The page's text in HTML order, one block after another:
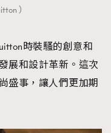
FigaroAesthetic
）
時裝騷的創意和
展和設計革新。這次
盛事，讓人們更加期